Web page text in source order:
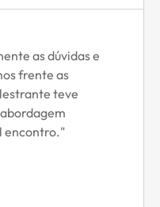
as dúvidas e
frente as
teve
encontro."